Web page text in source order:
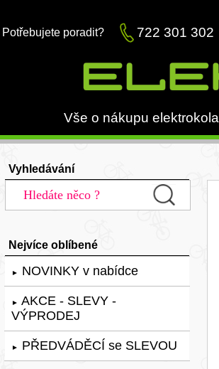
Potřebujete poradit? 722 301 302
Vše o nákupu elektrokola
Vyhledávání
Nejvíce oblíbené
► NOVINKY v nabídce
► AKCE - SLEVY -
VÝPRODEJ
► PŘEDVÁDĚCÍ se SLEVOU